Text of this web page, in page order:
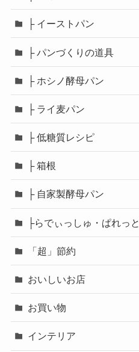
├ イーストパン
├ パンづくりの道具
├ ホシノ酵母パン
├ ライ麦パン
├ 低糖質レシピ
├ 箱根
├ 自家製酵母パン
├らでぃっしゅ・ぱれっと
「超」節約
おいしいお店
お買い物
インテリア